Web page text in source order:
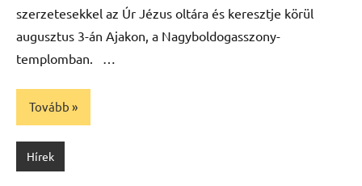
szerzetesekkel az Úr Jézus oltára és keresztje körül
augusztus 3-án Ajakon, a Nagyboldogasszony-
templomban. …
Tovább
Hírek